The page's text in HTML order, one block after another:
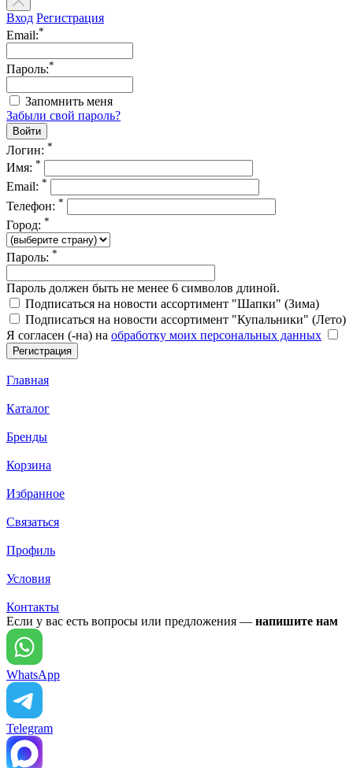
Вход Регистрация
Email:*
Пароль:*
Запомнить меня
Забыли свой пароль?
Логин: *
Имя: *
Email: *
Телефон: *
Город: *
Пароль: *
Пароль должен быть не менее 6 символов длиной.
Подписаться на новости ассортимент "Шапки" (Зима)
Подписаться на новости ассортимент "Купальники" (Лето)
Я согласен (-на) на обработку моих персональных данных
Главная
Каталог
Бренды
Корзина
Избранное
Связаться
Профиль
Условия
Контакты
Если у вас есть вопросы или предложения — напишите нам
WhatsApp
Telegram